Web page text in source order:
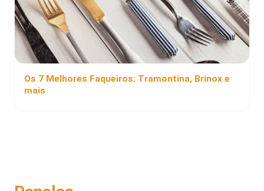
Os 7 Melhores Faqueiros: Tramontina, Brinox e
mais